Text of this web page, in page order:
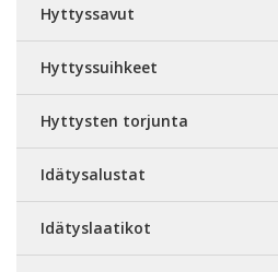
Hyttyssavut
Hyttyssuihkeet
Hyttysten torjunta
Idätysalustat
Idätyslaatikot